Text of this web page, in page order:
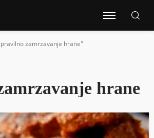
zamrzavanje hrane"
hrane